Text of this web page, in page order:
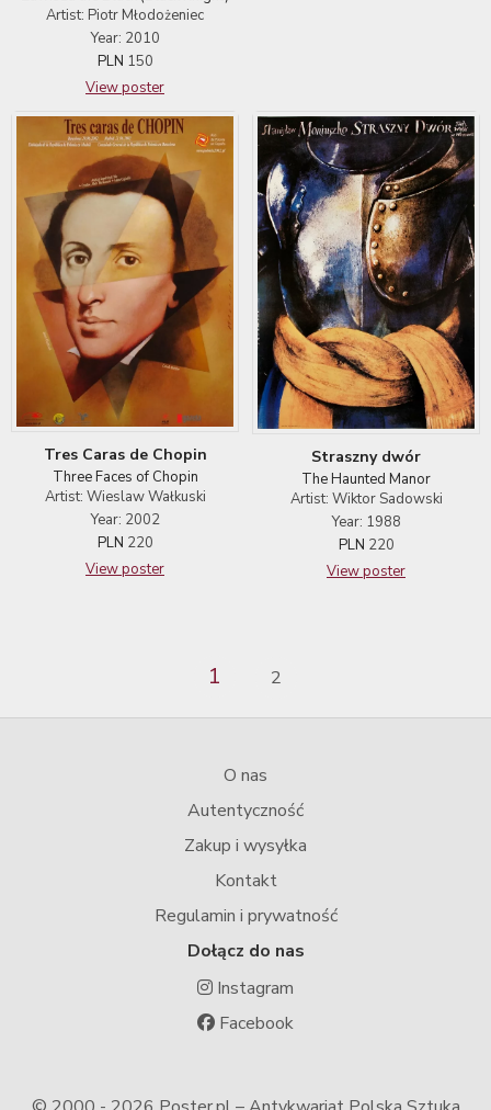
Artist: Piotr Młodożeniec
Year: 2010
PLN 150
View poster
Tres Caras de Chopin
Three Faces of Chopin
Artist: Wieslaw Wałkuski
Year: 2002
PLN 220
View poster
Straszny dwór
The Haunted Manor
Artist: Wiktor Sadowski
Year: 1988
PLN 220
View poster
1 2
O nas
Autentyczność
Zakup i wysyłka
Kontakt
Regulamin i prywatność
Dołącz do nas
Instagram
Facebook